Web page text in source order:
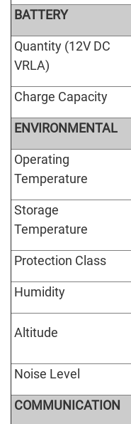
BATTERY
Quantity (12V DC
VRLA)
Charge Capacity
ENVIRONMENTAL
Operating
Temperature
Storage
Temperature
Protection Class
Humidity
Altitude
Noise Level
COMMUNICATION